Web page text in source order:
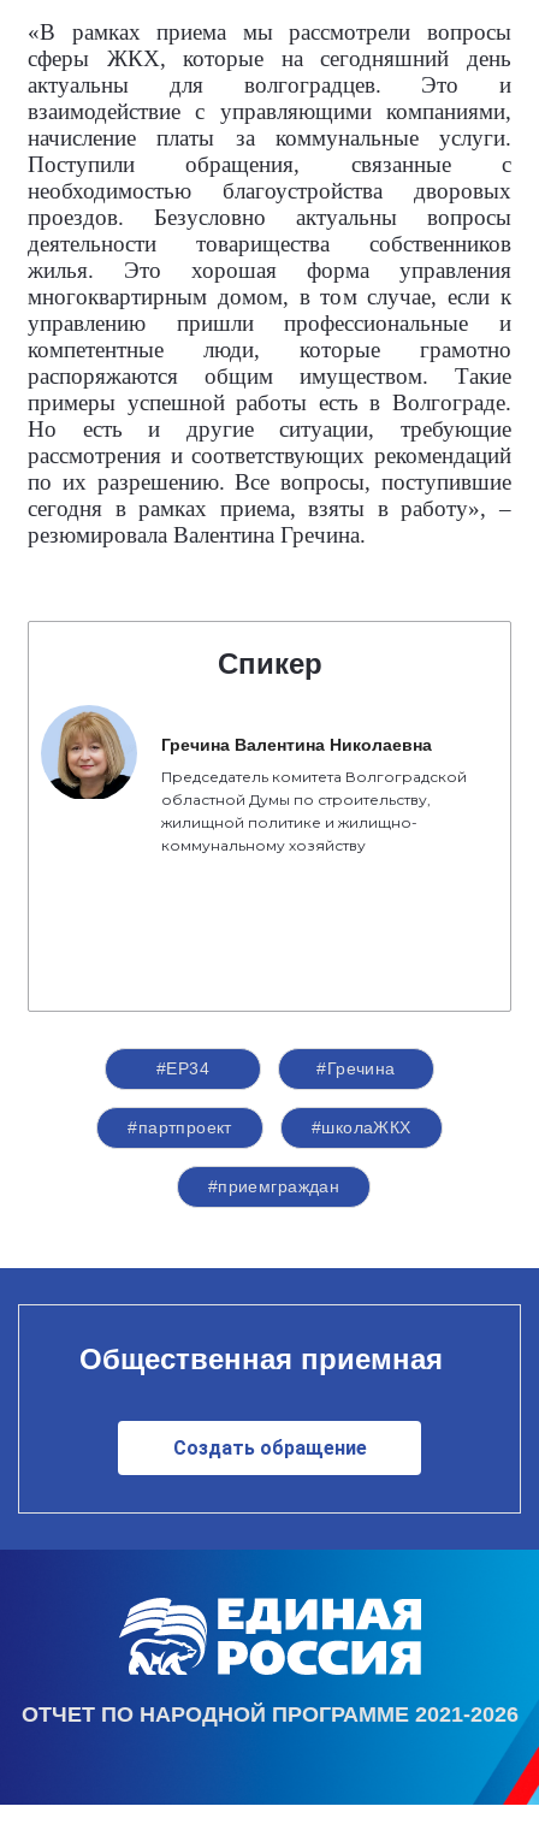
«В рамках приема мы рассмотрели вопросы
сферы ЖКХ, которые на сегодняшний день
актуальны для волгоградцев. Это и
взаимодействие с управляющими компаниями,
начисление платы за коммунальные услуги.
Поступили обращения, связанные с
необходимостью благоустройства дворовых
проездов. Безусловно актуальны вопросы
деятельности товарищества собственников
жилья. Это хорошая форма управления
многоквартирным домом, в том случае, если к
управлению пришли профессиональные и
компетентные люди, которые грамотно
распоряжаются общим имуществом. Такие
примеры успешной работы есть в Волгограде.
Но есть и другие ситуации, требующие
рассмотрения и соответствующих рекомендаций
по их разрешению. Все вопросы, поступившие
сегодня в рамках приема, взяты в работу», –
резюмировала Валентина Гречина.
Спикер
Гречина Валентина Николаевна
Председатель комитета Волгоградской
областной Думы по строительству,
жилищной политике и жилищно-
коммунальному хозяйству
#ЕР34 #Гречина
#партпроект #школаЖКХ
#приемграждан
Общественная приемная
Создать обращение
ОТЧЕТ ПО НАРОДНОЙ ПРОГРАММЕ 2021-2026